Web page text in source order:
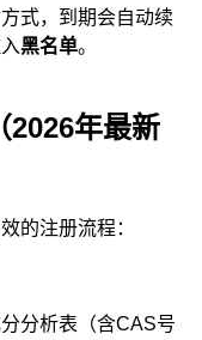
式，到期会自动续
黑名单。
2026年最新
的注册流程：
分析表（含CAS号